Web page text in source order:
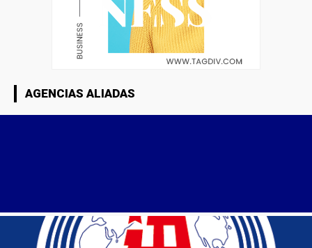
AGENCIAS ALIADAS